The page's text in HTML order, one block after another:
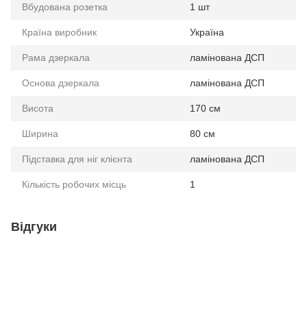
Вбудована розетка 1 шт
Країна виробник Україна
Рама дзеркала ламінована ДСП
Основа дзеркала ламінована ДСП
Висота 170 см
Ширина 80 см
Підставка для ніг клієнта ламінована ДСП
Кількість робочих місць 1
Відгуки